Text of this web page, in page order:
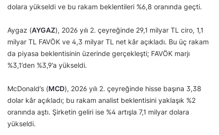
dolara yükseldi ve bu rakam beklentileri %6,8 oranında geçti.
Aygaz (AYGAZ), 2026 yılı 2. çeyreğinde 29,1 milyar TL ciro, 1,1
milyar TL FAVÖK ve 4,3 milyar TL net kâr açıkladı. Bu üç rakam
da piyasa beklentisinin üzerinde gerçekleşti; FAVÖK marjı
%3,1’den %3,9’a yükseldi.
McDonald’s (MCD), 2026 yılı 2. çeyreğinde hisse başına 3,38
dolar kâr açıkladı; bu rakam analist beklentisini yaklaşık %2
oranında aştı. Şirketin geliri ise %4 artışla 7,1 milyar dolara
yükseldi.